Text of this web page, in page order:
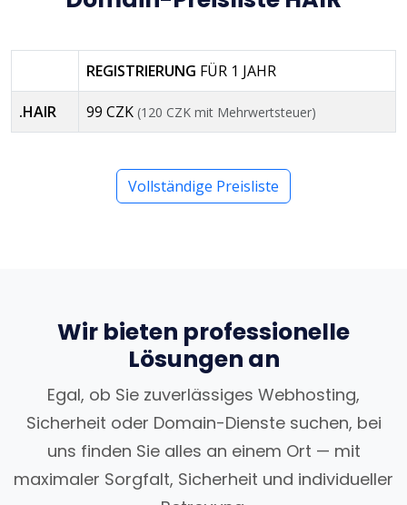
REGISTRIERUNG FÜR 1 JAHR
.HAIR 99 CZK (120 CZK mit Mehrwertsteuer)
Vollständige Preisliste
Wir bieten professionelle
Lösungen an
Egal, ob Sie zuverlässiges Webhosting,
Sicherheit oder Domain-Dienste suchen, bei
uns finden Sie alles an einem Ort — mit
maximaler Sorgfalt, Sicherheit und individueller